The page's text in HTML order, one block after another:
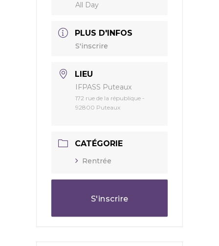
All Day
PLUS D'INFOS
S'inscrire
LIEU
IFPASS Puteaux
172 rue de la république -
92800 Puteaux
CATÉGORIE
Rentrée
S'inscrire